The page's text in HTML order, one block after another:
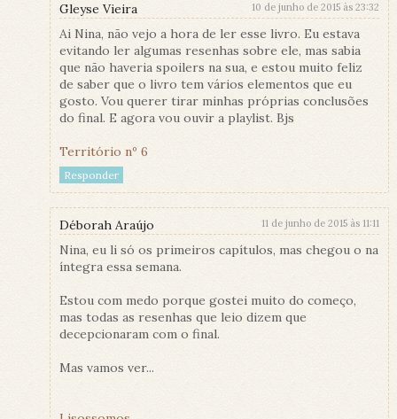
Gleyse Vieira 10 de junho de 2015 às 23:32
Ai Nina, não vejo a hora de ler esse livro. Eu estava
evitando ler algumas resenhas sobre ele, mas sabia
que não haveria spoilers na sua, e estou muito feliz
de saber que o livro tem vários elementos que eu
gosto. Vou querer tirar minhas próprias conclusões
do final. E agora vou ouvir a playlist. Bjs
Território nº 6
Responder
Déborah Araújo 11 de junho de 2015 às 11:11
Nina, eu li só os primeiros capítulos, mas chegou o na
íntegra essa semana.
Estou com medo porque gostei muito do começo,
mas todas as resenhas que leio dizem que
decepcionaram com o final.
Mas vamos ver...